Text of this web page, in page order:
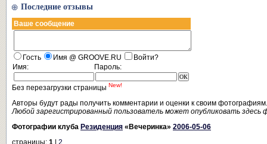
Последние отзывы
Ваше сообщение
Гость Имя @ GROOVE.RU
Войти?
Имя:
Пароль:
Без перезагрузки страницы New!
Авторы будут рады получить комментарии и оценки к своим
Любой зарегистрированный пользователь может опубликовать здесь
Фотографии клуба Резиденция «Вечеринка» 2006-05-06
страницы: 1 2